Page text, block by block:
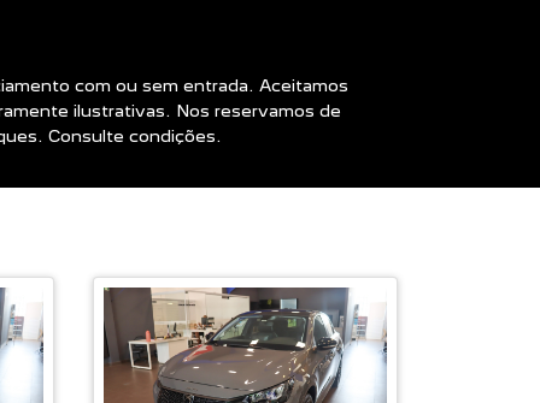
com ou sem entrada. Aceitamos
ilustrativas. Nos reservamos de
Consulte condições.